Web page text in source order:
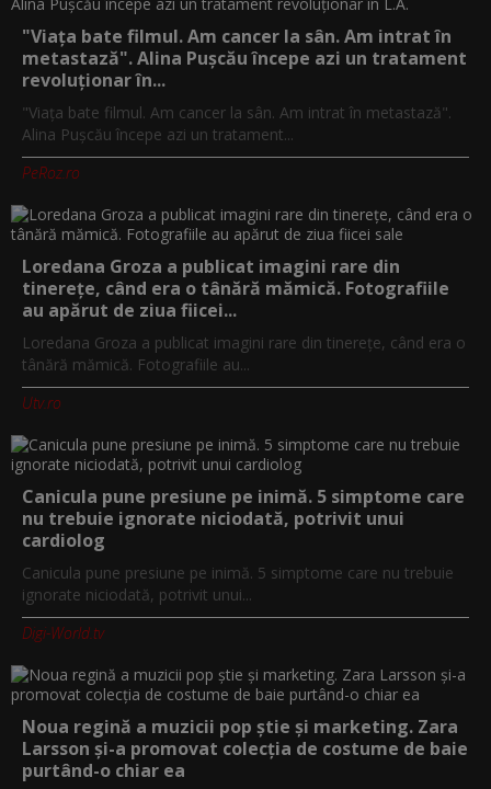
"Viața bate filmul. Am cancer la sân. Am intrat în
metastază". Alina Pușcău începe azi un tratament
revoluționar în...
"Viața bate filmul. Am cancer la sân. Am intrat în metastază".
Alina Pușcău începe azi un tratament...
PeRoz.ro
Loredana Groza a publicat imagini rare din
tinerețe, când era o tânără mămică. Fotografiile
au apărut de ziua fiicei...
Loredana Groza a publicat imagini rare din tinerețe, când era o
tânără mămică. Fotografiile au...
Utv.ro
Canicula pune presiune pe inimă. 5 simptome care
nu trebuie ignorate niciodată, potrivit unui
cardiolog
Canicula pune presiune pe inimă. 5 simptome care nu trebuie
ignorate niciodată, potrivit unui...
Digi-World.tv
Noua regină a muzicii pop știe și marketing. Zara
Larsson și-a promovat colecția de costume de baie
purtând-o chiar ea